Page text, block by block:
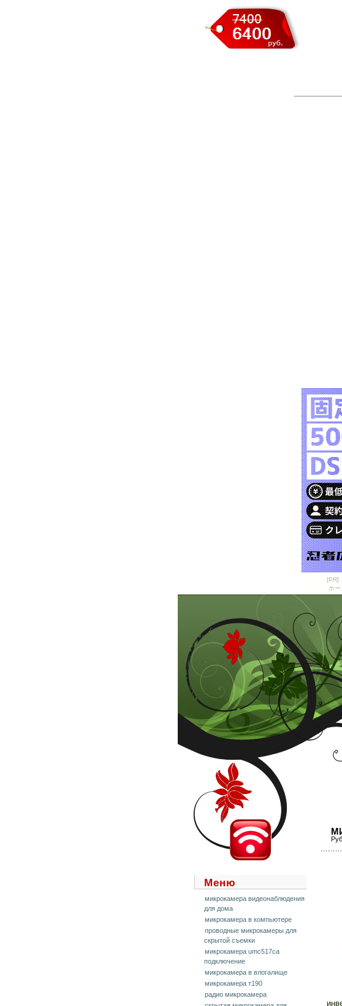
[PR]
ホ
Меню
микрокамера видеонаблюдения
для дома
микрокамера в компьютере
проводные микрокамеры для
скрытой съемки
микрокамера umc517ca
подключение
микрокамера в влогалище
микрокамера т190
радио микрокамера